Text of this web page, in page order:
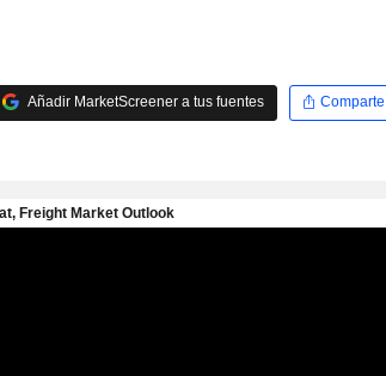
Añadir MarketScreener a tus fuentes Comparte